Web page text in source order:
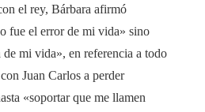
el rey, Bárbara afirmó
fue el error de mi vida» sino
mi vida», en referencia a todo
Juan Carlos a perder
«soportar que me llamen